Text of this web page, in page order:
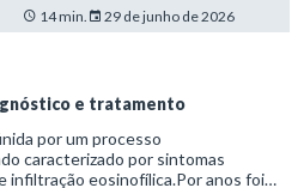
14 min. 29 de junho de 2026
e tratamento
por um processo
caracterizado por sintomas
infiltração eosinofílica.Por anos foi